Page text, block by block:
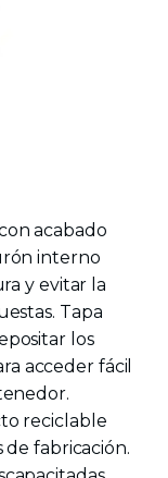
acabado
interno
y evitar la
Tapa
los
acceder fácil
reciclable
de fabricación.